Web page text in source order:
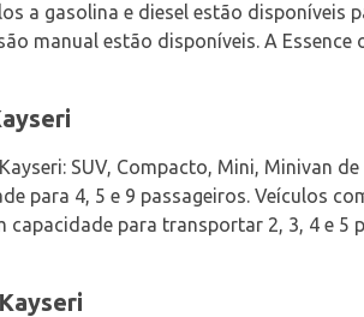
a gasolina e diesel estão disponíveis
manual estão disponíveis. A Essence
SUV, Compacto, Mini, Minivan de
para 4, 5 e 9 passageiros. Veículos
para transportar 2, 3, 4 e 5